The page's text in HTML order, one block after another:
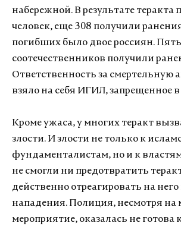
набережной. В результате теракта
человек, еще 308 получили
погибших было двое россиян.
соотечественников получили
Ответственность за смертельную
взяло на себя ИГИЛ, запрещенное в
Кроме ужаса, у многих теракт
злости. И злости не только к
фундаменталистам, но и к
не смогли ни предотвратить
действенно отреагировать на
нападения. Полиция, несмотря на
мероприятие, оказалась не готова